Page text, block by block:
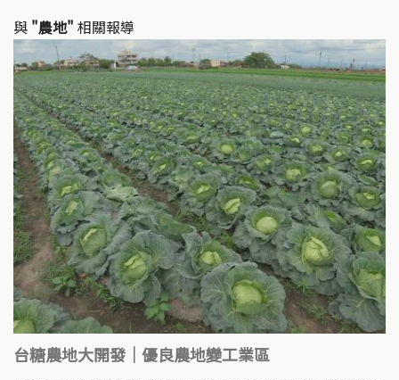
k o
k
與 "農地" 相關報導
台糖農地大開發｜優良農地變工業區